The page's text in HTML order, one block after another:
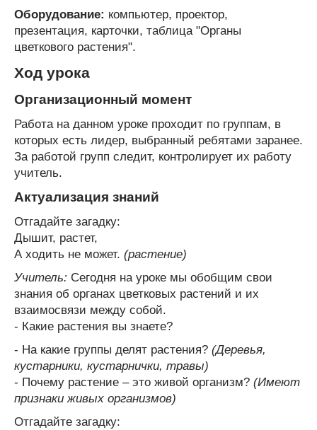
Оборудование: компьютер, проектор,
презентация, карточки, таблица "Органы
цветкового растения".
Ход урока
Организационный момент
Работа на данном уроке проходит по группам, в
которых есть лидер, выбранный ребятами заранее.
За работой групп следит, контролирует их работу
учитель.
Актуализация знаний
Отгадайте загадку:
Дышит, растет,
А ходить не может. (растение)
Учитель: Сегодня на уроке мы обобщим свои
знания об органах цветковых растений и их
взаимосвязи между собой.
- Какие растения вы знаете?
- На какие группы делят растения? (Деревья,
кустарники, кустарнички, травы)
- Почему растение – это живой организм? (Имеют
признаки живых организмов)
Отгадайте загадку: